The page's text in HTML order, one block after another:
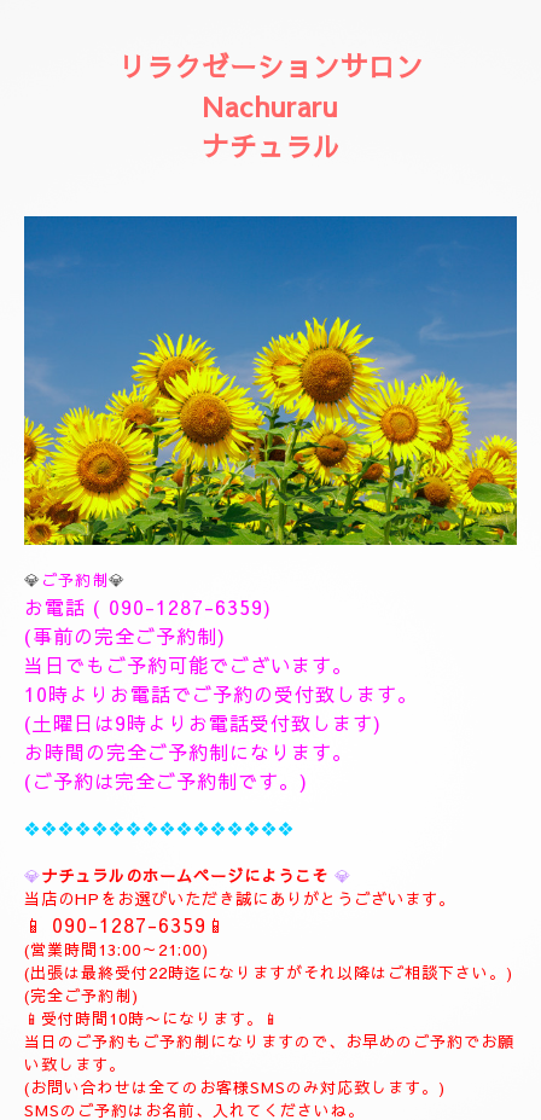
リラクゼーションサロン
Nachuraru
ナチュラル
💎ご予約制💎
お電話 ( 090-1287-6359
(事前の完全ご予約制)
当日でもご予約可能でございます。
10時よりお電話でご予約の受付致します。
(土曜日は9時よりお電話受付致します)
お時間の完全ご予約制になります。
(ご予約は完全ご予約制です。)